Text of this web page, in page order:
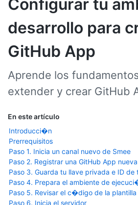
Configurar tu
desarrollo para
GitHub App
En este artículo
Introducci�n
Prerrequisitos
Paso 1. Inicia un canal nuevo de Smee
Paso 2. Registrar una GitHub App nueva
Paso 3. Guarda tu llave privada e ID de
Paso 4. Prepara el ambiente de
Paso 5. Revisar el c�digo de la
Paso 6. Inicia el servidor
Aprende los
extender y crear GitHub